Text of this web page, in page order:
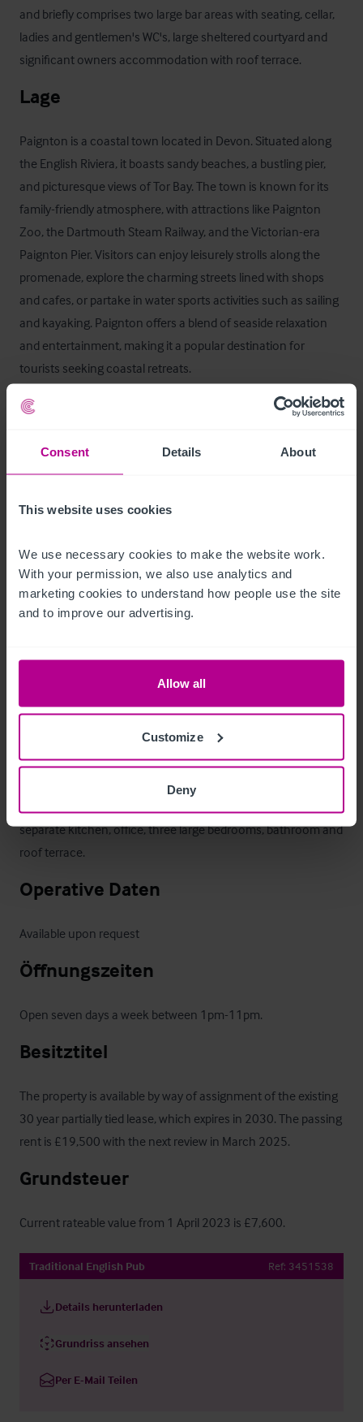
Consent Details About
This website uses cookies
We use necessary cookies to make the website work.
With your permission, we also use analytics and
marketing cookies to understand how people use the site
and to improve our advertising.
Allow all
Customize
Deny
and briefly comprises two large bar areas with seating, cellar,
ladies and gentlemen's WC's, large sheltered courtyard and
significant owners accommodation with roof terrace.
Lage
Paignton is a coastal town located in Devon. Situated along
the English Riviera, it boasts sandy beaches, a bustling pier,
and picturesque views of Tor Bay. The town is known for its
family-friendly atmosphere, with attractions like Paignton
Zoo, the Dartmouth Steam Railway, and the Victorian-era
Paignton Pier. Visitors can enjoy leisurely strolls along the
promenade, explore the charming streets lined with shops
and cafes, or partake in water sports activities such as sailing
and kayaking. Paignton offers a blend of seaside relaxation
and entertainment, making it a popular destination for
tourists seeking coastal retreats.
Innenräume
•
•
Ausstattung und Inventar
Fixtures and fittings are not included within the sale, to be
Betreiberwohnung
Situated on the first floor and comprises, good size lounge,
separate kitchen, office, three large bedrooms, bathroom and
roof terrace.
Operative Daten
Available upon request
Öffnungszeiten
Open seven days a week between 1pm-11pm.
Besitztitel
The property is available by way of assignment of the existing
30 year partially tied lease, which expires in 2030. The passing
rent is £19,500 with the next review in March 2025.
Grundsteuer
Current rateable value from 1 April 2023 is £7,600.
Traditional English Pub Ref: 3451538
Details herunterladen
Grundriss ansehen
Per E-Mail Teilen